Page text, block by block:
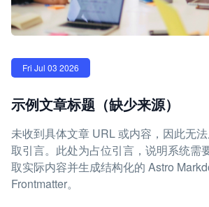
Fri Jul 03 2026
示例文章标题（缺少来源）
未收到具体文章 URL 或内容，因此无
取引言。此处为占位引言，说明系统需
取实际内容并生成结构化的 Astro
Frontmatter。